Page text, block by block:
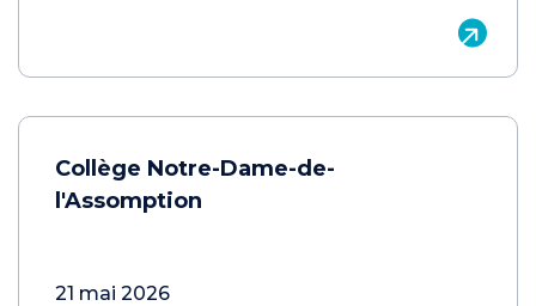
Collège Notre-Dame-de-
l'Assomption
21 mai 2026